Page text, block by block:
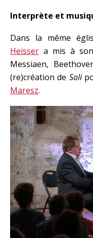
Interprète et
Dans la même
Heisser a mis à
Messiaen,
(re)création de Soli
Maresz.